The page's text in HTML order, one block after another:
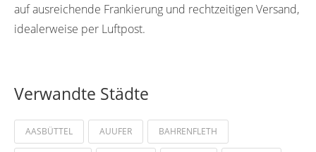
auf ausreichende Frankierung und rechtzeitigen Versand,
idealerweise per Luftpost.
Verwandte Städte
AASBÜTTEL AUUFER BAHRENFLETH